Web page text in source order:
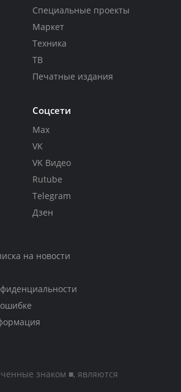
Специальные проекты
Маркет
Техника
ТВ
Печатные издания
Соцсети
Max
VK
VK Видео
Rutube
Telegram
Дзен
на новости
знаком ■, являются